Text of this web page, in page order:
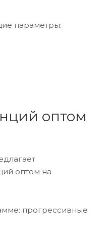
параметры:
оптом
оптом на
прогрессивные